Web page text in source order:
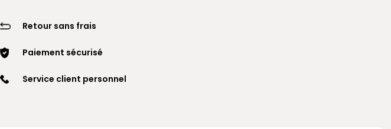
Retour sans frais
Paiement sécurisé
Service client personnel